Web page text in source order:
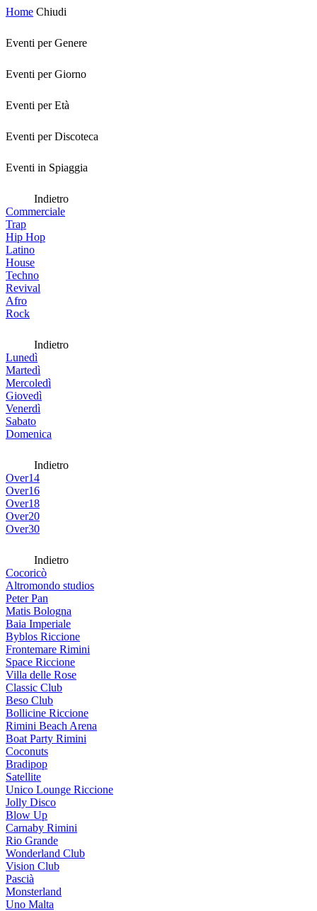
Home Chiudi
Eventi per Genere
Eventi per Giorno
Eventi per Età
Eventi per Discoteca
Eventi in Spiaggia
Indietro
Commerciale
Trap
Hip Hop
Latino
House
Techno
Revival
Afro
Rock
Indietro
Lunedì
Martedì
Mercoledì
Giovedì
Venerdì
Sabato
Domenica
Indietro
Over14
Over16
Over18
Over20
Over30
Indietro
Cocoricò
Altromondo studios
Peter Pan
Matis Bologna
Baia Imperiale
Byblos Riccione
Frontemare Rimini
Space Riccione
Villa delle Rose
Classic Club
Beso Club
Bollicine Riccione
Rimini Beach Arena
Boat Party Rimini
Coconuts
Bradipop
Satellite
Unico Lounge Riccione
Jolly Disco
Blow Up
Carnaby Rimini
Rio Grande
Wonderland Club
Vision Club
Pascià
Monsterland
Uno Malta